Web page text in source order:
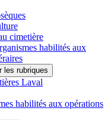
cimetière
habilités aux
Laval
habilités aux opérations